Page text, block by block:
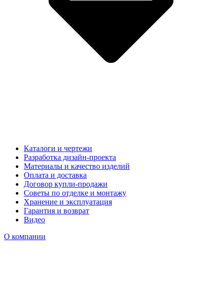
Каталоги и чертежи
Разработка дизайн-проекта
Материалы и качество изделий
Оплата и доставка
Договор купли-продажи
Советы по отделке и монтажу
Хранение и эксплуатация
Гарантия и возврат
Видео
О компании